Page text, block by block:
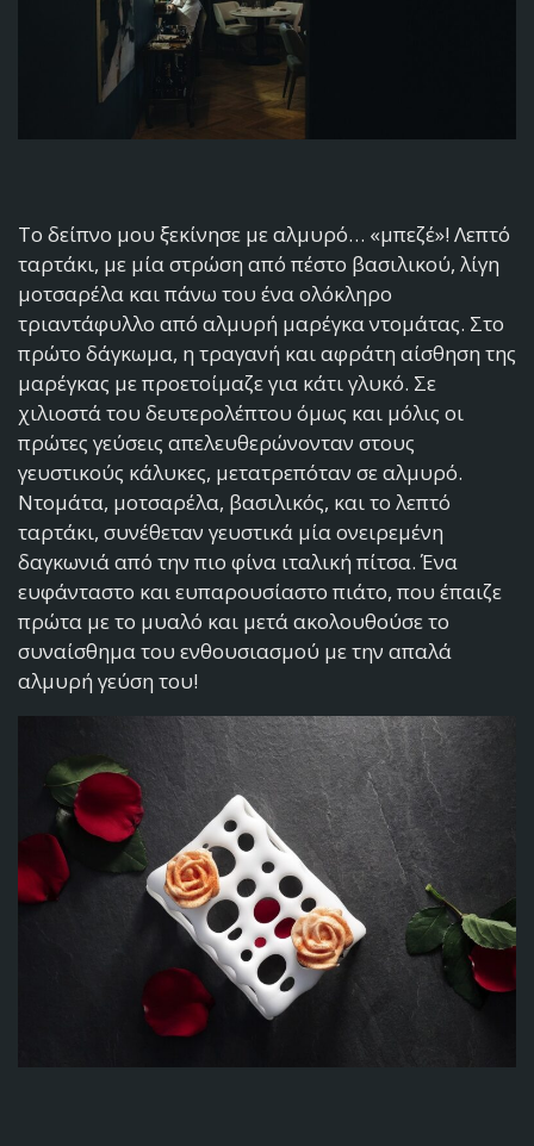
Το δείπνο μου ξεκίνησε με αλμυρό… «μπεζέ»! Λεπτό
ταρτάκι, με μία στρώση από πέστο βασιλικού, λίγη
μοτσαρέλα και πάνω του ένα ολόκληρο
τριαντάφυλλο από αλμυρή μαρέγκα ντομάτας. Στο
πρώτο δάγκωμα, η τραγανή και αφράτη αίσθηση της
μαρέγκας με προετοίμαζε για κάτι γλυκό. Σε
χιλιοστά του δευτερολέπτου όμως και μόλις οι
πρώτες γεύσεις απελευθερώνονταν στους
γευστικούς κάλυκες, μετατρεπόταν σε αλμυρό.
Ντομάτα, μοτσαρέλα, βασιλικός, και το λεπτό
ταρτάκι, συνέθεταν γευστικά μία ονειρεμένη
δαγκωνιά από την πιο φίνα ιταλική πίτσα. Ένα
ευφάνταστο και ευπαρουσίαστο πιάτο, που έπαιζε
πρώτα με το μυαλό και μετά ακολουθούσε το
συναίσθημα του ενθουσιασμού με την απαλά
αλμυρή γεύση του!